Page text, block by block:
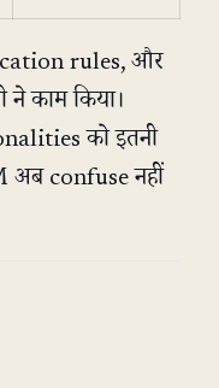
rules, और
काम किया।
को इतनी
confuse नहीं